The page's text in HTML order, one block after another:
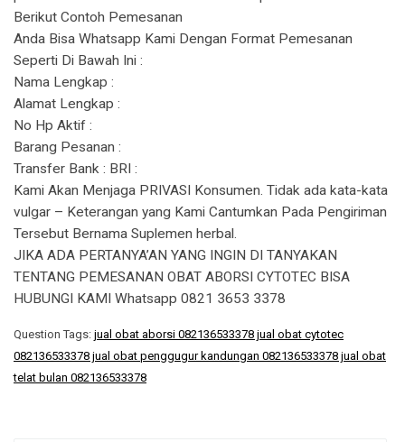
Berikut Contoh Pemesanan
Anda Bisa Whatsapp Kami Dengan Format Pemesanan
Seperti Di Bawah Ini :
Nama Lengkap :
Alamat Lengkap :
No Hp Aktif :
Barang Pesanan :
Transfer Bank : BRI :
Kami Akan Menjaga PRIVASI Konsumen. Tidak ada kata-kata
vulgar – Keterangan yang Kami Cantumkan Pada Pengiriman
Tersebut Bernama Suplemen herbal.
JIKA ADA PERTANYA’AN YANG INGIN DI TANYAKAN
TENTANG PEMESANAN OBAT ABORSI CYTOTEC BISA
HUBUNGI KAMI Whatsapp 0821 3653 3378
Question Tags: jual obat aborsi 082136533378 jual obat cytotec
082136533378 jual obat penggugur kandungan 082136533378 jual obat
telat bulan 082136533378